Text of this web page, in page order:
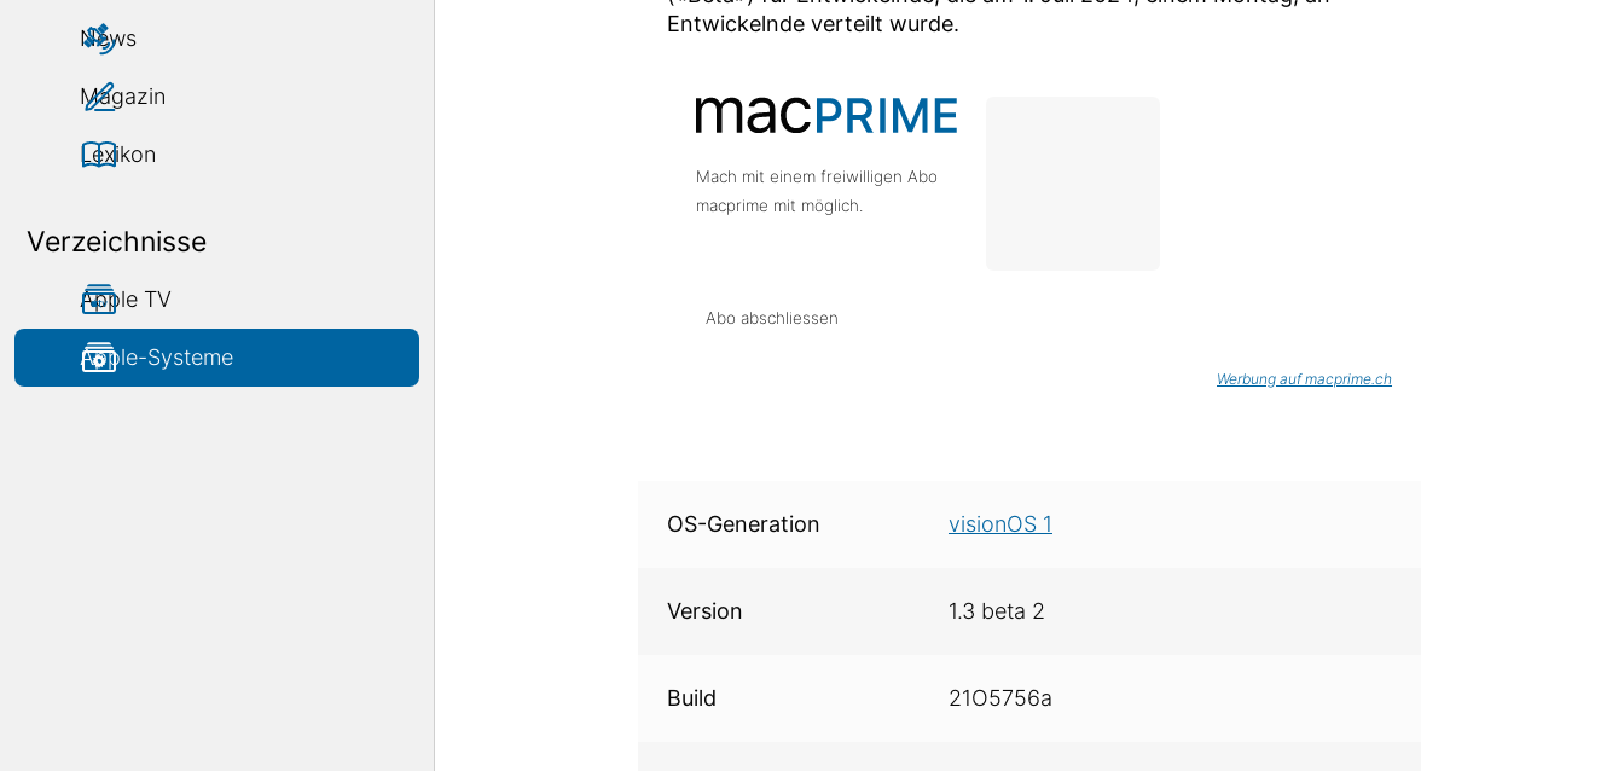
News
Magazin
Lexikon
Verzeichnisse
Apple TV
Apple-Systeme
Entwickelnde verteilt wurde.
Mach mit einem freiwilligen Abo
macprime mit möglich.
Abo abschliessen
Werbung auf macprime.ch
OS-Generation
visionOS 1
Version 1.3 beta 2
Build 21O5756a